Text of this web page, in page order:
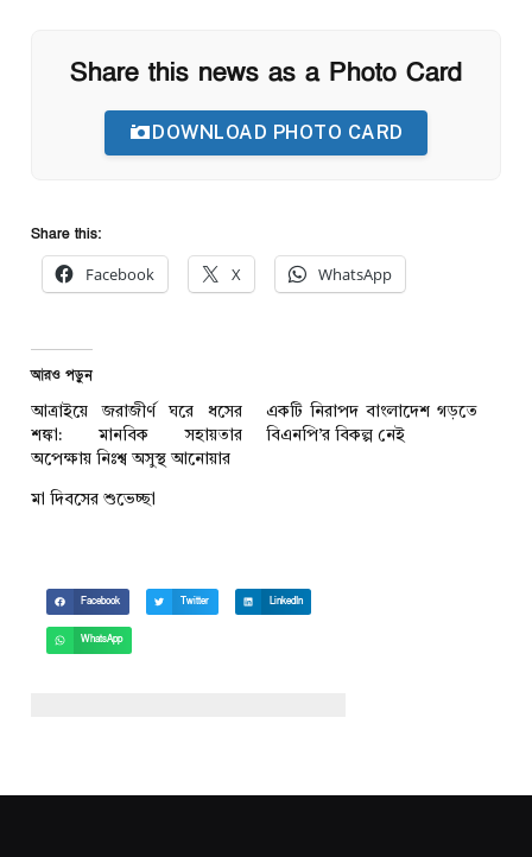
Share this news as a Photo Card
DOWNLOAD PHOTO CARD
Share this:
Facebook X WhatsApp
আরও পড়ুন
আত্রাইয়ে জরাজীর্ণ ঘরে ধসের
শঙ্কা: মানবিক সহায়তার
অপেক্ষায় নিঃশ্ব অসুস্থ আনোয়ার
একটি নিরাপদ বাংলাদেশ গড়তে
বিএনপি’র বিকল্প নেই
মা দিবসের শুভেচ্ছা
Facebook Twitter LinkedIn
WhatsApp